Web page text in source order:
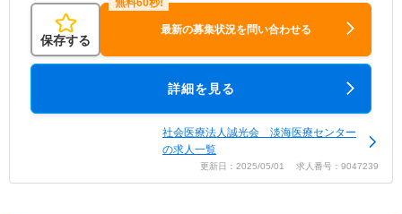
保存する
最新の募集状況を問い合わせる
詳細を見る
社会医療法人誠光会 淡海医療センター
の求人一覧
更新日：2025/05/01 求人番号：9047239